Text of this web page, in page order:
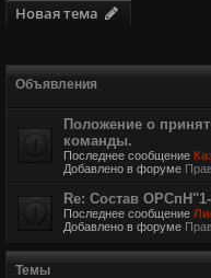
Новая тема
Объявления
Положение о
команды.
Последнее сообщение
Добавлено в форуме
Re: Состав
Последнее сообщение
Добавлено в форуме
Темы